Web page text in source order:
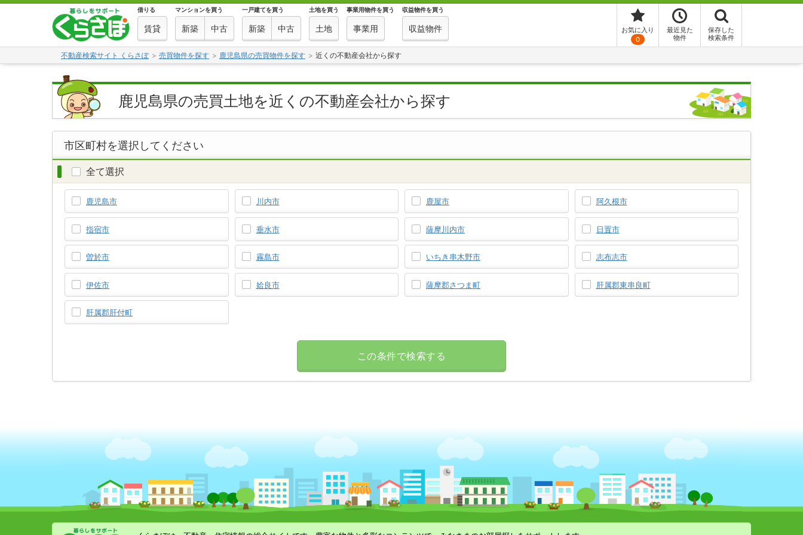
借りる
賃貸
マンションを買う
新築 中古
一戸建てを買う
新築 中古
土地を買う
土地
事業用物件を買う
事業用
収益物件を買う
収益物件
お気に入り
0
最近見た
物件
保存した
検索条件
不動産検索サイト くらさぽ 売買物件を探す 鹿児島県の売買物件を探す 近くの不動産会社から探す
鹿児島県の売買土地を近くの不動産会社から探す
市区町村を選択してください
全て選択
鹿児島市 川内市 鹿屋市 阿久根市
指宿市 垂水市 薩摩川内市 日置市
曽於市 霧島市 いちき串木野市 志布志市
伊佐市 姶良市 薩摩郡さつま町 肝属郡東串良町
肝属郡肝付町
この条件で検索する